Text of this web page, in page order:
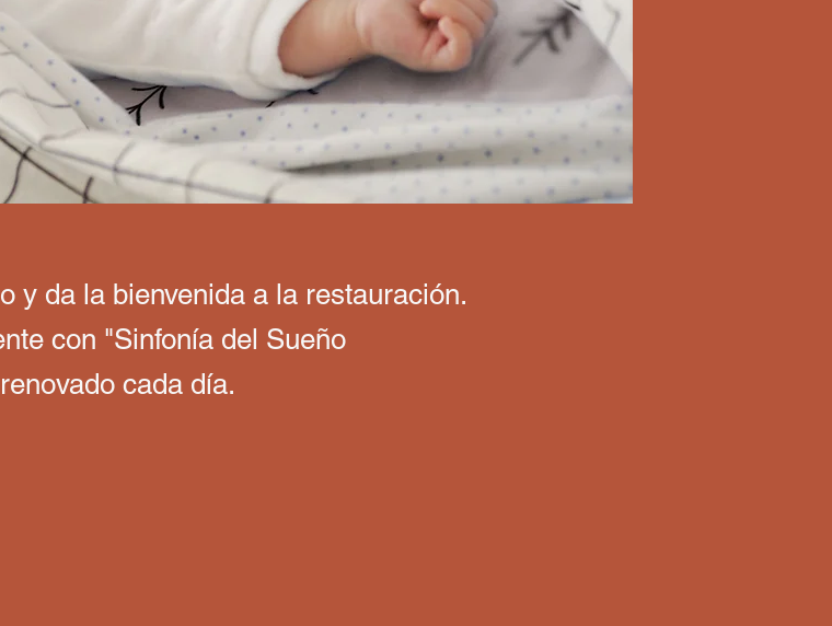
y da la bienvenida a la restauración.
con "Sinfonía del Sueño
cada día.